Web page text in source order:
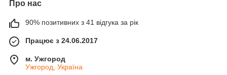
Про нас
90% позитивних з 41 відгука за рік
Працює з 24.06.2017
м. Ужгород
Ужгород, Україна